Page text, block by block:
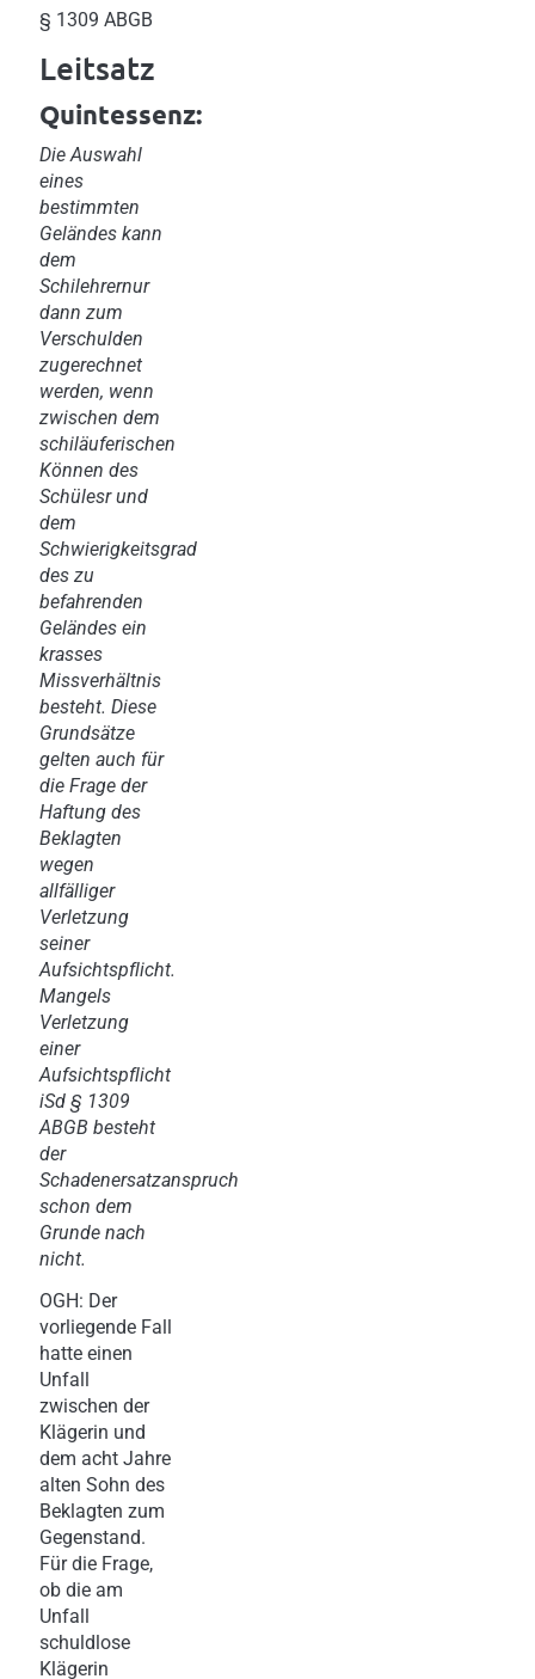
§ 1309 ABGB
Leitsatz
Quintessenz:
Die Auswahl
eines
bestimmten
Geländes kann
dem
Schilehrernur
dann zum
Verschulden
zugerechnet
werden, wenn
zwischen dem
schiläuferischen
Können des
Schülesr und
dem
Schwierigkeitsgrad
des zu
befahrenden
Geländes ein
krasses
Missverhältnis
besteht. Diese
Grundsätze
gelten auch für
die Frage der
Haftung des
Beklagten
wegen
allfälliger
Verletzung
seiner
Aufsichtspflicht.
Mangels
Verletzung
einer
Aufsichtspflicht
iSd § 1309
ABGB besteht
der
Schadenersatzanspruch
schon dem
Grunde nach
nicht.
OGH: Der
vorliegende Fall
hatte einen
Unfall
zwischen der
Klägerin und
dem acht Jahre
alten Sohn des
Beklagten zum
Gegenstand.
Für die Frage,
ob die am
Unfall
schuldlose
Klägerin